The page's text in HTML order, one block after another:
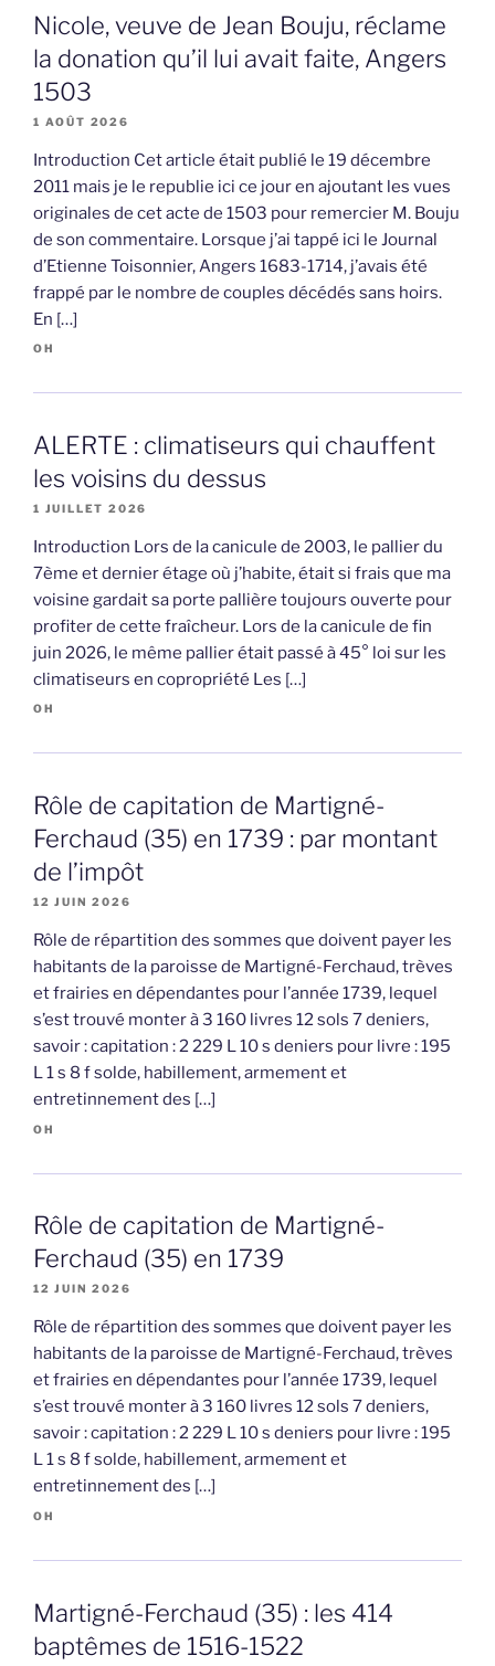
Nicole, veuve de Jean Bouju, réclame
la donation qu’il lui avait faite, Angers
1503
1 AOÛT 2026
Introduction Cet article était publié le 19 décembre
2011 mais je le republie ici ce jour en ajoutant les vues
originales de cet acte de 1503 pour remercier M. Bouju
de son commentaire. Lorsque j’ai tappé ici le Journal
d’Etienne Toisonnier, Angers 1683-1714, j’avais été
frappé par le nombre de couples décédés sans hoirs.
En […]
OH
ALERTE : climatiseurs qui chauffent
les voisins du dessus
1 JUILLET 2026
Introduction Lors de la canicule de 2003, le pallier du
7ème et dernier étage où j’habite, était si frais que ma
voisine gardait sa porte pallière toujours ouverte pour
profiter de cette fraîcheur. Lors de la canicule de fin
juin 2026, le même pallier était passé à 45° loi sur les
climatiseurs en copropriété Les […]
OH
Rôle de capitation de Martigné-
Ferchaud (35) en 1739 : par montant
de l’impôt
12 JUIN 2026
Rôle de répartition des sommes que doivent payer les
habitants de la paroisse de Martigné-Ferchaud, trèves
et frairies en dépendantes pour l’année 1739, lequel
s’est trouvé monter à 3 160 livres 12 sols 7 deniers,
savoir : capitation : 2 229 L 10 s deniers pour livre : 195
L 1 s 8 f solde, habillement, armement et
entretinnement des […]
OH
Rôle de capitation de Martigné-
Ferchaud (35) en 1739
12 JUIN 2026
Rôle de répartition des sommes que doivent payer les
habitants de la paroisse de Martigné-Ferchaud, trèves
et frairies en dépendantes pour l’année 1739, lequel
s’est trouvé monter à 3 160 livres 12 sols 7 deniers,
savoir : capitation : 2 229 L 10 s deniers pour livre : 195
L 1 s 8 f solde, habillement, armement et
entretinnement des […]
OH
Martigné-Ferchaud (35) : les 414
baptêmes de 1516-1522